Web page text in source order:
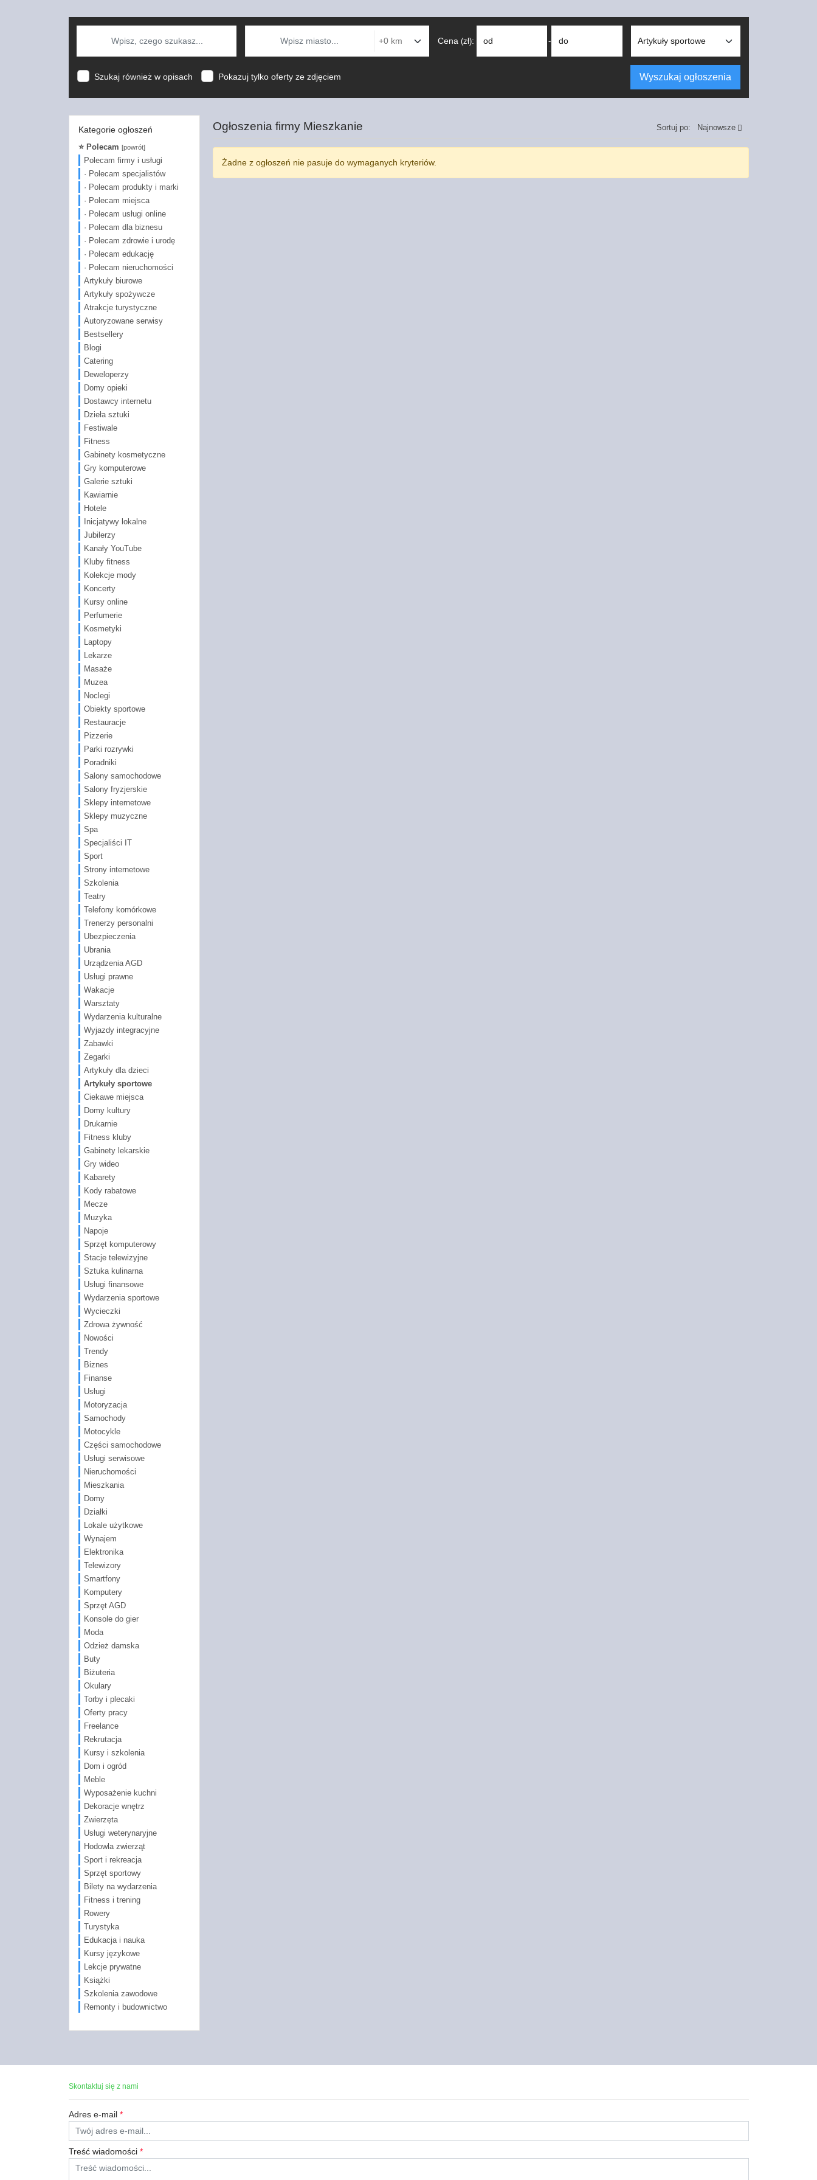
Cena (zł): od - do
Szukaj również w opisach Pokazuj tylko oferty ze zdjęciem Wyszukaj ogłoszenia
Ogłoszenia firmy Mieszkanie Sortuj po: Najnowsze
Żadne z ogłoszeń nie pasuje do wymaganych kryteriów.
Kategorie ogłoszeń
⭐ Polecam [powrót]
Polecam firmy i usługi
· Polecam specjalistów
· Polecam produkty i marki
· Polecam miejsca
· Polecam usługi online
· Polecam dla biznesu
· Polecam zdrowie i urodę
· Polecam edukację
· Polecam nieruchomości
Artykuły biurowe
Artykuły spożywcze
Atrakcje turystyczne
Autoryzowane serwisy
Bestsellery
Blogi
Catering
Deweloperzy
Domy opieki
Dostawcy internetu
Dzieła sztuki
Festiwale
Fitness
Gabinety kosmetyczne
Gry komputerowe
Galerie sztuki
Kawiarnie
Hotele
Inicjatywy lokalne
Jubilerzy
Kanały YouTube
Kluby fitness
Kolekcje mody
Koncerty
Kursy online
Perfumerie
Kosmetyki
Laptopy
Lekarze
Masaże
Muzea
Noclegi
Obiekty sportowe
Restauracje
Pizzerie
Parki rozrywki
Poradniki
Salony samochodowe
Salony fryzjerskie
Sklepy internetowe
Sklepy muzyczne
Spa
Specjaliści IT
Sport
Strony internetowe
Szkolenia
Teatry
Telefony komórkowe
Trenerzy personalni
Ubezpieczenia
Ubrania
Urządzenia AGD
Usługi prawne
Wakacje
Warsztaty
Wydarzenia kulturalne
Wyjazdy integracyjne
Zabawki
Zegarki
Artykuły dla dzieci
Artykuły sportowe
Ciekawe miejsca
Domy kultury
Drukarnie
Fitness kluby
Gabinety lekarskie
Gry wideo
Kabarety
Kody rabatowe
Mecze
Muzyka
Napoje
Sprzęt komputerowy
Stacje telewizyjne
Sztuka kulinarna
Usługi finansowe
Wydarzenia sportowe
Wycieczki
Zdrowa żywność
Nowości
Trendy
Biznes
Finanse
Usługi
Motoryzacja
Samochody
Motocykle
Części samochodowe
Usługi serwisowe
Nieruchomości
Mieszkania
Domy
Działki
Lokale użytkowe
Wynajem
Elektronika
Telewizory
Smartfony
Komputery
Sprzęt AGD
Konsole do gier
Moda
Odzież damska
Buty
Biżuteria
Okulary
Torby i plecaki
Oferty pracy
Freelance
Rekrutacja
Kursy i szkolenia
Dom i ogród
Meble
Wyposażenie kuchni
Dekoracje wnętrz
Zwierzęta
Usługi weterynaryjne
Hodowla zwierząt
Sport i rekreacja
Sprzęt sportowy
Bilety na wydarzenia
Fitness i trening
Rowery
Turystyka
Edukacja i nauka
Kursy językowe
Lekcje prywatne
Książki
Szkolenia zawodowe
Remonty i budownictwo
Skontaktuj się z nami
Adres e-mail *
Treść wiadomości *